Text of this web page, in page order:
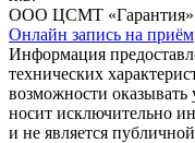
ООО ЦСМТ «Гарантия»
Онлайн запись на приём
Информация
технических
возможности оказывать
носит исключительно
и не является